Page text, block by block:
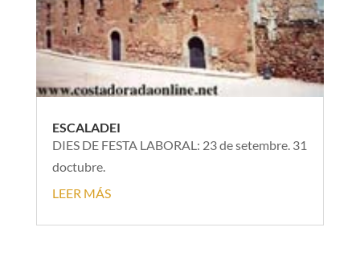
ESCALADEI
DIES DE FESTA LABORAL: 23 de setembre. 31
doctubre.
LEER MÁS